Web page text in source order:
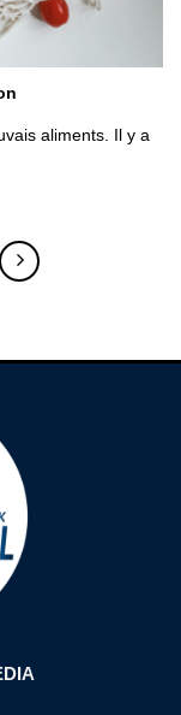
aliments. Il y a